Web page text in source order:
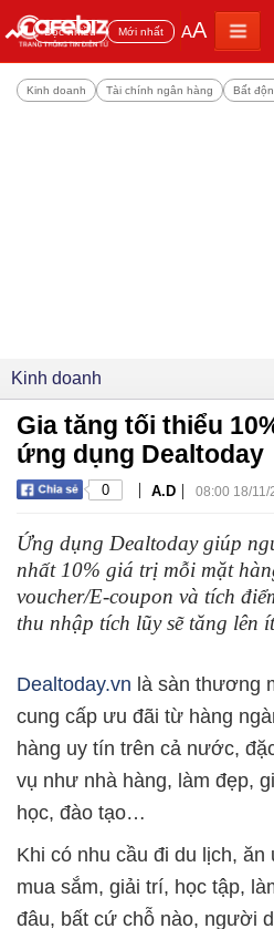
Đọc nhiều Mới nhất AA
Kinh doanh Tài chính ngân hàng Bất
Kinh doanh
Gia tăng tối thiểu
ứng dụng Dealtoday
0 | A.D | 08:00 18/11/
Ứng dụng Dealtoday giúp
nhất 10% giá trị mỗi mặt
voucher/E-coupon và tích
thu nhập tích lũy sẽ tăng lên
Dealtoday.vn là sàn thương
cung cấp ưu đãi từ hàng
hàng uy tín trên cả nước,
vụ như nhà hàng, làm đẹp,
học, đào tạo…
Khi có nhu cầu đi du lịch, ăn
mua sắm, giải trí, học tập,
đâu, bất cứ chỗ nào, người